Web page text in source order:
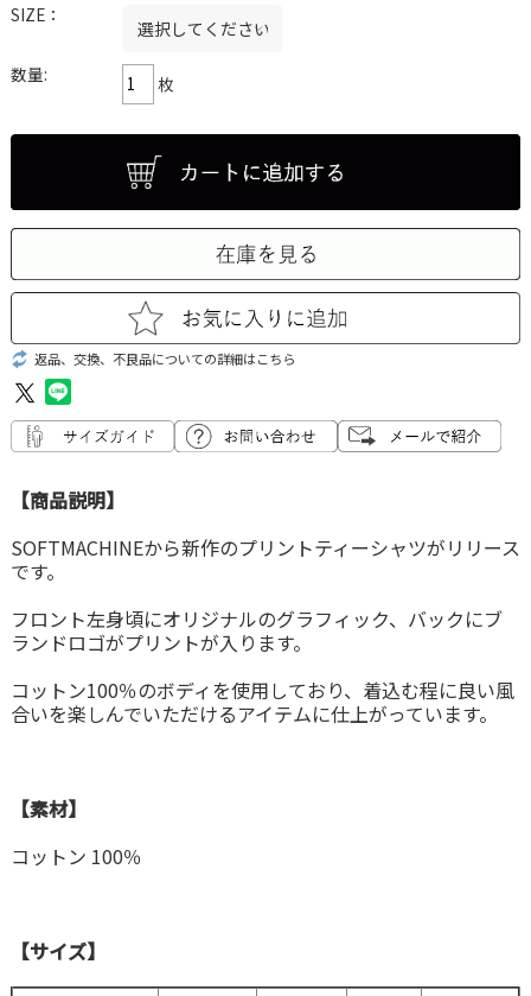
SIZE：
数量: 枚
返品、交換、不良品についての詳細はこちら
【商品説明】
SOFTMACHINEから新作のプリントティーシャツがリリース
です。
フロント左身頃にオリジナルのグラフィック、バックにブ
ランドロゴがプリントが入ります。
コットン100％のボディを使用しており、着込む程に良い風
合いを楽しんでいただけるアイテムに仕上がっています。
【素材】
コットン 100％
【サイズ】